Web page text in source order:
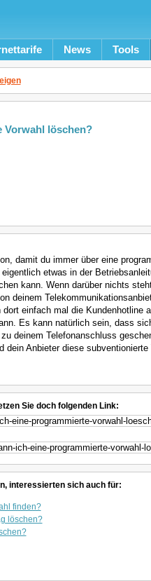
News Tools
Vorwahl löschen?
damit du immer über eine
etwas in der
kann. Wenn darüber nichts
deinem
einfach mal die Kundenhotline
Es kann natürlich sein, dass
deinem Telefonanschluss
dein Anbieter diese subventionierte
Sie doch folgenden Link:
interessierten sich auch für:
finden?
löschen?